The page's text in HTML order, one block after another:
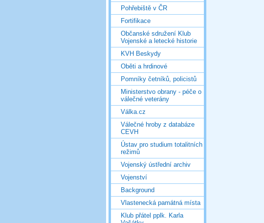
Pohřebiště v ČR
Fortifikace
Občanské sdružení Klub
Vojenské a letecké historie
KVH Beskydy
Oběti a hrdinové
Pomníky četníků, policistů
Ministerstvo obrany - péče o
válečné veterány
Válka.cz
Válečné hroby z databáze
CEVH
Ústav pro studium totalitních
režimů
Vojenský ústřední archiv
Vojenství
Background
Vlastenecká památná místa
Klub přátel pplk. Karla